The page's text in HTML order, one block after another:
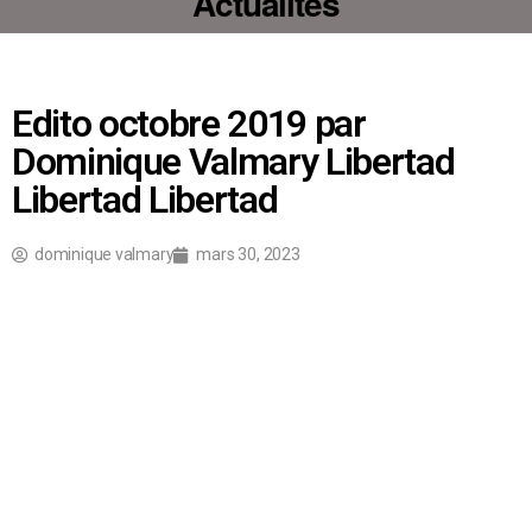
Edito octobre 2019 par
Dominique Valmary Libertad
Libertad Libertad
dominique valmary mars 30, 2023